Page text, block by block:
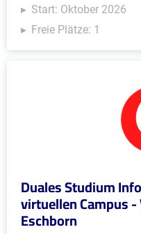
Start: Oktober 2026
Freie Plätze: 1
Duales Studium
virtuellen Campus
Eschborn